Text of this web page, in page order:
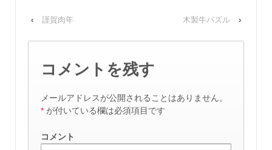
‹ 謹賀肉年 木製牛パズル ›
コメントを残す
メールアドレスが公開されることはありません。
* が付いている欄は必須項目です
コメント